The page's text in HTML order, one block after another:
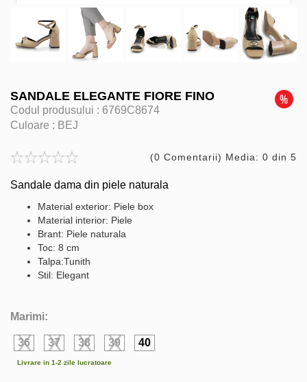
SANDALE ELEGANTE FIORE FINO
Codul produsului : 6769C8674
Culoare : BEJ
(0 Comentarii) Media: 0 din 5
Sandale dama din piele naturala
Material exterior: Piele box
Material interior: Piele
Brant: Piele naturala
Toc: 8 cm
Talpa:Tunith
Stil: Elegant
Marimi:
36 37 38 39 40
Livrare in 1-2 zile lucratoare